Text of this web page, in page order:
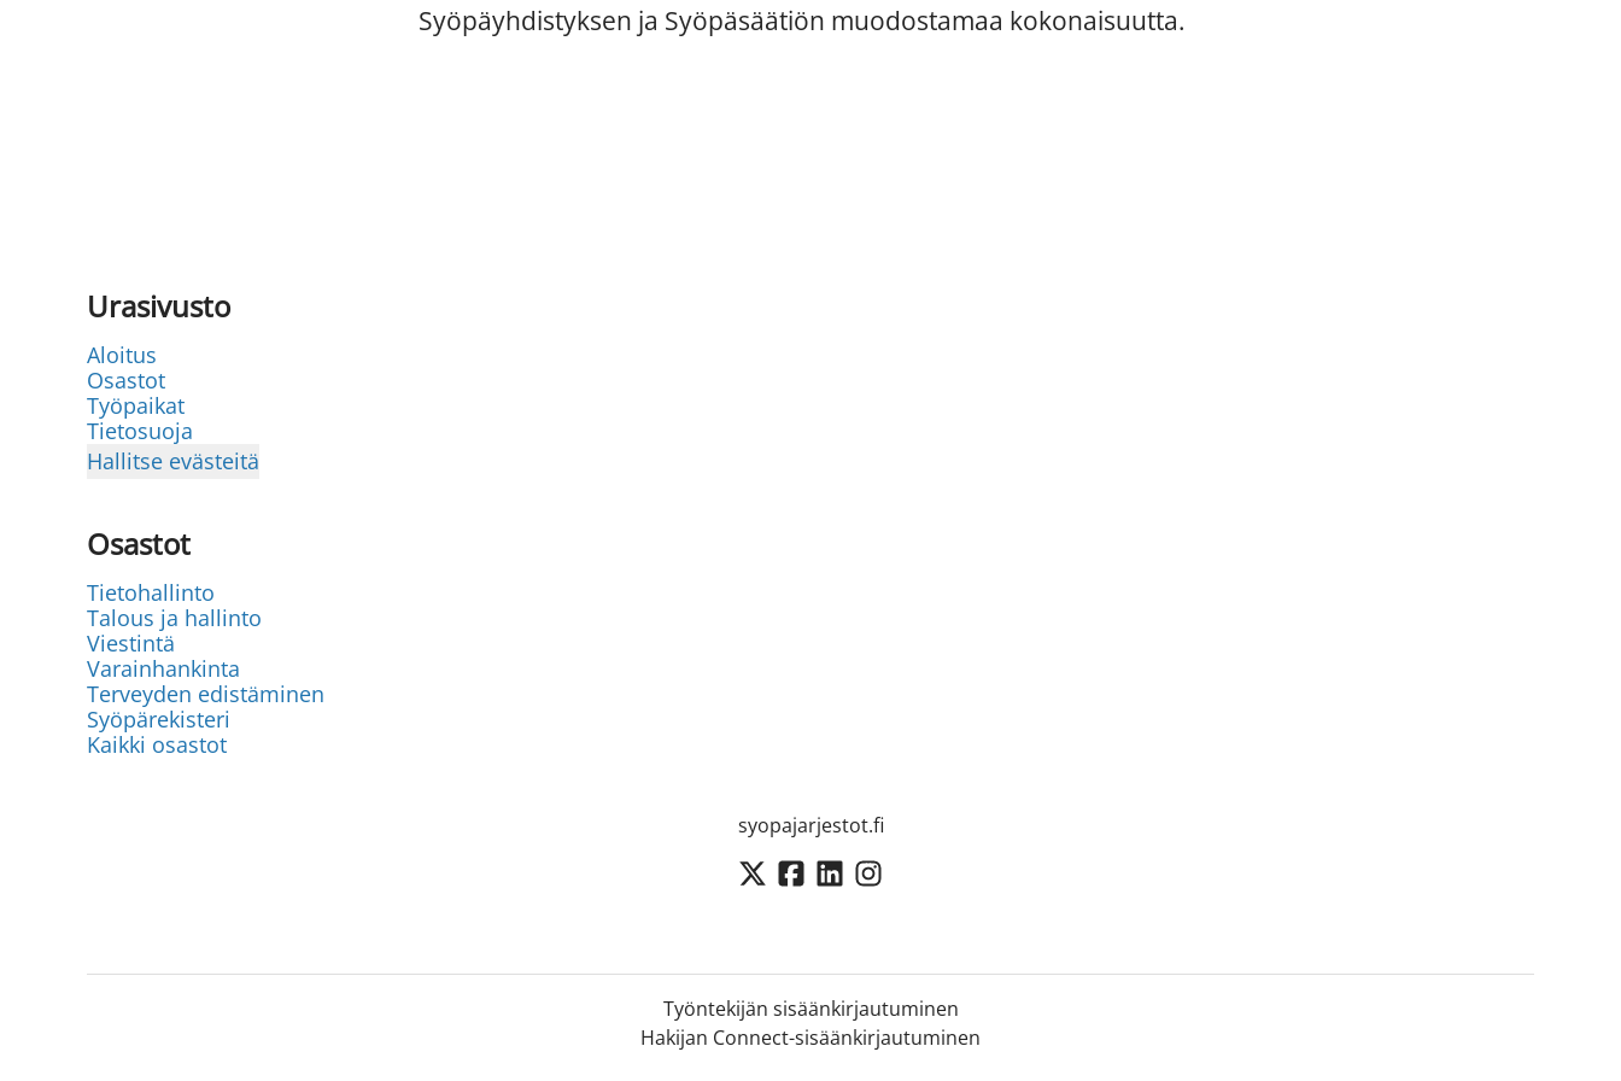
Syöpäyhdistyksen ja Syöpäsäätiön muodostamaa kokonaisuutta.
Urasivusto
Aloitus
Osastot
Työpaikat
Tietosuoja
Hallitse evästeitä
Osastot
Tietohallinto
Talous ja hallinto
Viestintä
Varainhankinta
Terveyden edistäminen
Syöpärekisteri
Kaikki osastot
syopajarjestot.fi
Työntekijän sisäänkirjautuminen
Hakijan Connect-sisäänkirjautuminen